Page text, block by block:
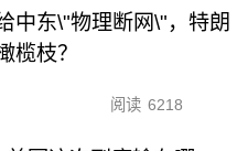
中东\"物理断网\"，特朗
榄枝？
阅读 6218